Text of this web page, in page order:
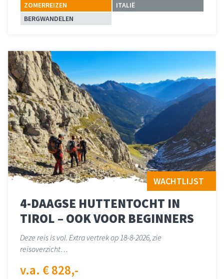
ZOMERREIZEN
ITALIË
BERGWANDELEN
4-DAAGSE HUTTENTOCHT IN
TIROL – OOK VOOR BEGINNERS
WACHTLIJST
Deze reis is vol. Extra vertrek op 18-8-2026, zie
reisoverzicht…
v.a. € 828,-